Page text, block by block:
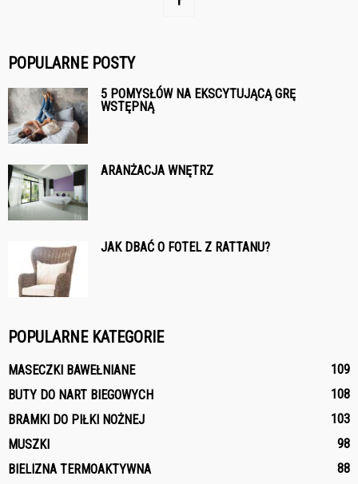
POPULARNE POSTY
5 POMYSŁÓW NA EKSCYTUJĄCĄ GRĘ
WSTĘPNĄ
ARANŻACJA WNĘTRZ
JAK DBAĆ O FOTEL Z RATTANU?
POPULARNE KATEGORIE
MASECZKI BAWEŁNIANE
109
BUTY DO NART BIEGOWYCH
108
BRAMKI DO PIŁKI NOŻNEJ
103
MUSZKI
98
BIELIZNA TERMOAKTYWNA
88